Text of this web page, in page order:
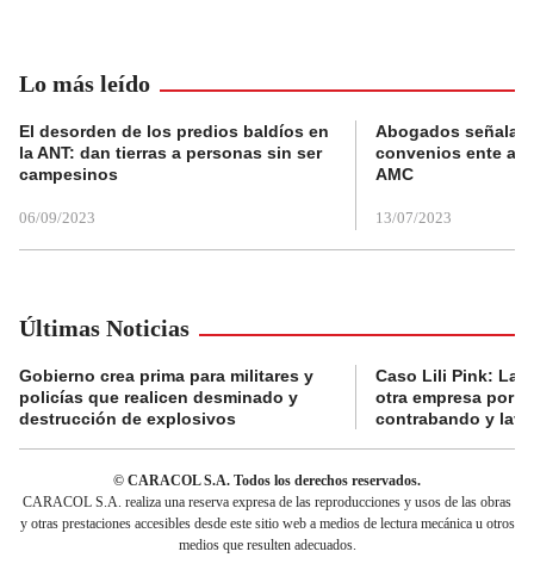
Lo más leído
El desorden de los predios baldíos en
la ANT: dan tierras a personas sin ser
campesinos
06/09/2023
Abogados
convenios ente
AMC
13/07/2023
Últimas Noticias
Gobierno crea prima para militares y
policías que realicen desminado y
destrucción de explosivos
Caso Lili Pink: La
otra empresa por
contrabando y
© CARACOL S.A. Todos los derechos reservados.
CARACOL S.A. realiza una reserva expresa de las reproducciones y usos de las obras
y otras prestaciones accesibles desde este sitio web a medios de lectura mecánica u otros
medios que resulten adecuados.